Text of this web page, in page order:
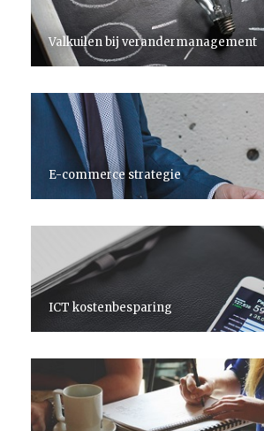
Valkuilen bij verandermanagement
E-commerce strategie
ICT kostenbesparing